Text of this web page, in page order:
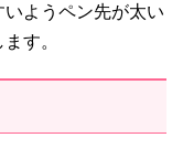
ようペン先が太い
す。